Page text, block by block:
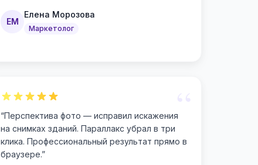
ЕМ
Елена Морозова
Маркетолог
“
“Перспектива фото — исправил искажения
на снимках зданий. Параллакс убрал в три
клика. Профессиональный результат прямо в
браузере.”